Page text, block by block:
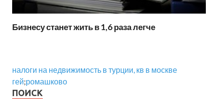
Бизнесу станет жить в 1,6 раза легче
налоги на недвижимость в турции, кв в москве
гей;ромашково
ПОИСК